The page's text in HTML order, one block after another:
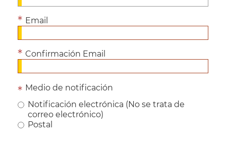
Email
Confirmación Email
Medio de notificación
Notificación electrónica (No se trata de
correo electrónico)
Postal